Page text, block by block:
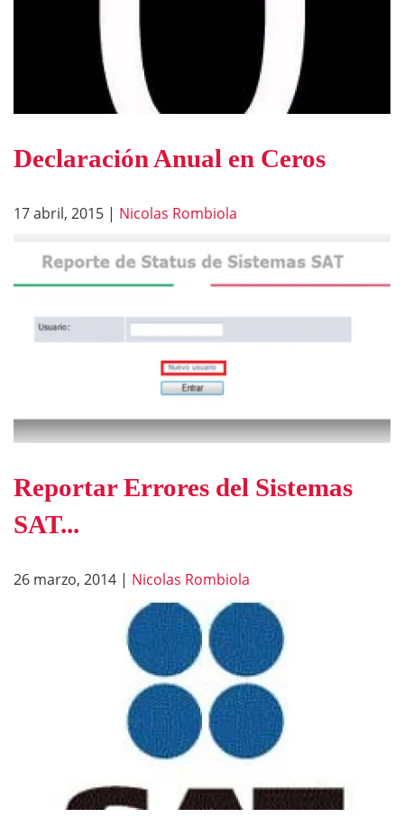
Declaración Anual en Ceros
17 abril, 2015 | Nicolas Rombiola
Reportar Errores del Sistemas
SAT...
26 marzo, 2014 | Nicolas Rombiola